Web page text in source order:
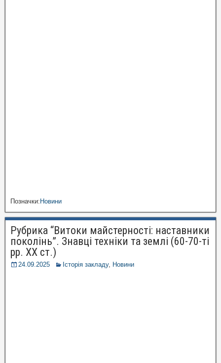
Позначки:Новини
Рубрика “Витоки майстерності: наставники
поколінь”. Знавці техніки та землі (60-70-ті
рр. ХХ ст.)
24.09.2025 Історія закладу, Новини